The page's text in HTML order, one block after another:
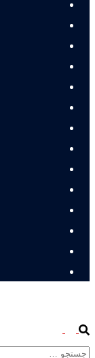
Search
menuجستجو